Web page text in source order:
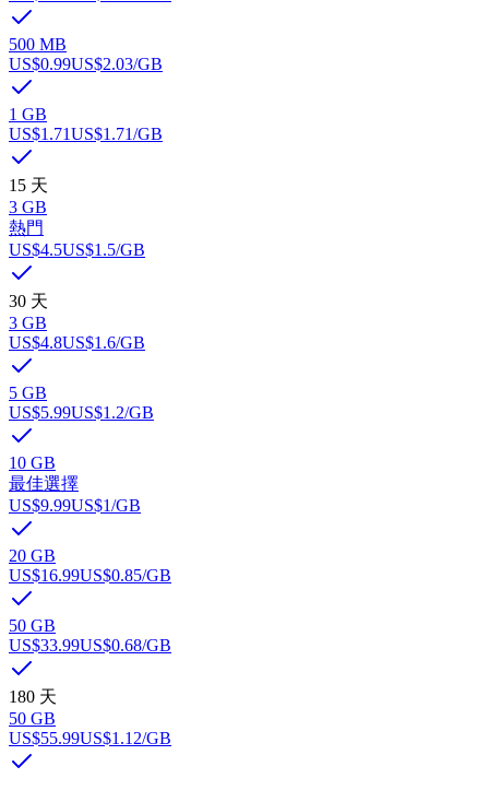
500 MB
US$0.99US$2.03/GB
1 GB
US$1.71US$1.71/GB
15 天
3 GB
熱門
US$4.5US$1.5/GB
30 天
3 GB
US$4.8US$1.6/GB
5 GB
US$5.99US$1.2/GB
10 GB
最佳選擇
US$9.99US$1/GB
20 GB
US$16.99US$0.85/GB
50 GB
US$33.99US$0.68/GB
180 天
50 GB
US$55.99US$1.12/GB